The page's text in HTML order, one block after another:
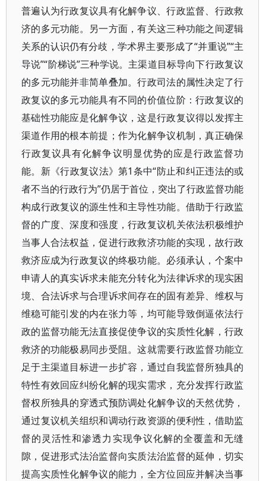
普遍认为行政复议具有化解争议、行政监督、行政救
济的多元功能。另一方面，有关这三种功能之间逻辑
关系的认识仍有分歧，学术界主要形成了“并重说”“主
导说”“阶梯说”三种学说。主渠道目标导向下行政复议
的多元功能并非简单叠加。行政司法的属性决定了行
政复议的多元功能具有不同的价值位阶：行政复议的
基础性功能应是化解争议，这是行政复议得以发挥主
渠道作用的根本前提；作为化解争议机制，真正确保
行政复议具有化解争议明显优势的应是行政监督功
能。新《行政复议法》第1条中“防止和纠正违法的或
者不当的行政行为”仍居于首位，突出了行政监督功能
构成行政复议的源生性和主导性功能。借助于行政监
督的广度、深度和强度，行政复议机关依法积极维护
当事人合法权益，促进行政救济功能的实现，故行政
救济应成为行政复议的终极功能。必须承认，个案中
申请人的真实诉求未能充分转化为法律诉求的现实困
境、合法诉求与合理诉求间存在的固有差异、维权与
维稳可能引发的内在张力等，均可能导致倒逼依法行
政的监督功能无法直接促使争议的实质性化解，行政
救济的功能极易同步受阻。这就需要行政监督功能立
足于主渠道目标进一步扩容，通过自我监督所独具的
特性有效回应纠纷化解的现实需求，充分发挥行政监
督权所独具的穿透式预防调处化解争议的天然优势，
通过复议机关组织和调动行政资源的便利性，借助监
督的灵活性和渗透力实现争议化解的全覆盖和无缝
隙，促进形式法治监督向实质法治监督的延伸，切实
提高实质性化解争议的能力，全方位回应并解决当事